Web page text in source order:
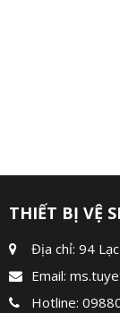
THIẾT BỊ VỆ
Địa chỉ: 94
Email:
Hotline: